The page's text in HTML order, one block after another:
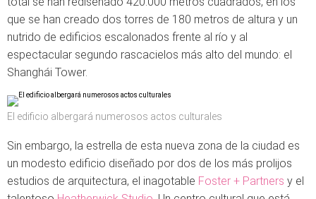
que se han creado dos torres de 180 metros de altura y un
nutrido de edificios escalonados frente al río y al
espectacular segundo rascacielos más alto del mundo: el
Shanghái Tower.
El edificio albergará numerosos actos culturales
Sin embargo, la estrella de esta nueva zona de la ciudad es
un modesto edificio diseñado por dos de los más prolijos
estudios de arquitectura, el inagotable Foster + Partners y el